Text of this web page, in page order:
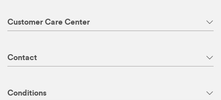
Customer Care Center
Contact
Conditions